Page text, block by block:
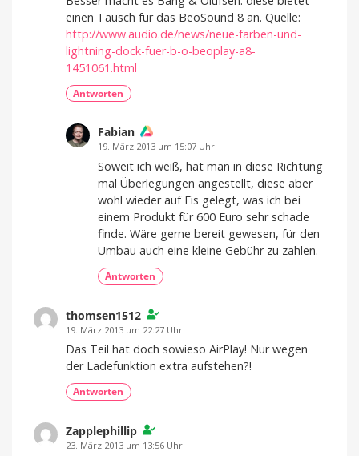
einen Tausch für das BeoSound 8 an. Quelle:
http://www.audio.de/news/neue-farben-und-
lightning-dock-fuer-b-o-beoplay-a8-
1451061.html
Antworten
Fabian
19. März 2013 um 15:07 Uhr
Soweit ich weiß, hat man in diese Richtung
mal Überlegungen angestellt, diese aber
wohl wieder auf Eis gelegt, was ich bei
einem Produkt für 600 Euro sehr schade
finde. Wäre gerne bereit gewesen, für den
Umbau auch eine kleine Gebühr zu zahlen.
Antworten
thomsen1512
19. März 2013 um 22:27 Uhr
Das Teil hat doch sowieso AirPlay! Nur wegen
der Ladefunktion extra aufstehen?!
Antworten
Zapplephillip
23. März 2013 um 13:56 Uhr